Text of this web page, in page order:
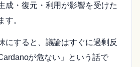
成・復元・利用が影響を受けた
す。
にすると、議論はすぐに過剰反
が危ない」という話で